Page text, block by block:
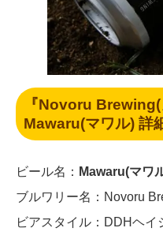
『Novoru Brewing(
Mawaru(マワル) 詳
ビール名： Mawaru(マワ
ブルワリー名：Novoru
ビアスタイル：DDHヘイ